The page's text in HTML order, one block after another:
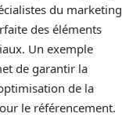
du marketing
des éléments
Un exemple
de garantir la
de la
le référencement.